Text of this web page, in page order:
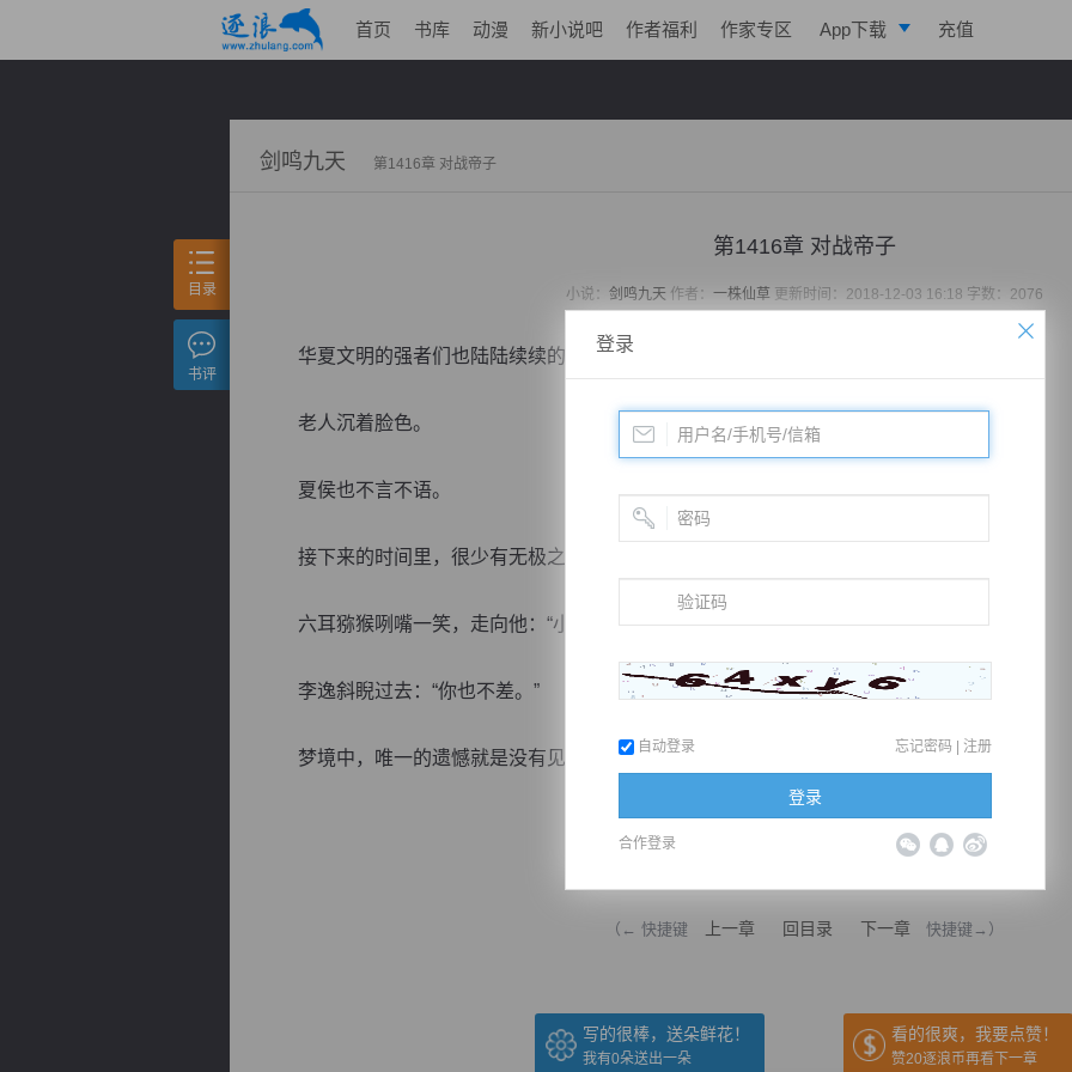
首页 书库 动漫 新小说吧 作者福利 作家专区 App下载 充值
剑鸣九天 第1416章 对战帝子
第1416章 对战帝子
小说： 剑鸣九天 作者： 一株仙草 更新时间：2018-12-03 16:18 字数：2076
华夏文明的强者们也陆陆续续的回到这里，看得出，他们并没有找到火种。
老人沉着脸色。
夏侯也不言不语。
接下来的时间里，很少有无极之光闪烁出来了。
六耳猕猴咧嘴一笑，走向他：“小子，怎么样，看起来你收获挺大的嘛！”
李逸斜睨过去：“你也不差。”
梦境中，唯一的遗憾就是没有见...
（← 快捷键 上一章 回目录 下一章 快捷键→）
写的很棒，送朵鲜花！
我有0朵送出一朵
看的很爽，我要点赞！
赞20逐浪币再看下一章
目录
书评
登录
自动登录 忘记密码 | 注册
登录
合作登录